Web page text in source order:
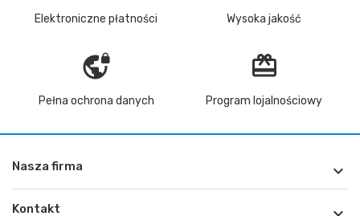
Elektroniczne płatności Wysoka jakość
vpn_lock
Pełna ochrona danych
redeem
Program lojalnościowy
Nasza firma 
Kontakt